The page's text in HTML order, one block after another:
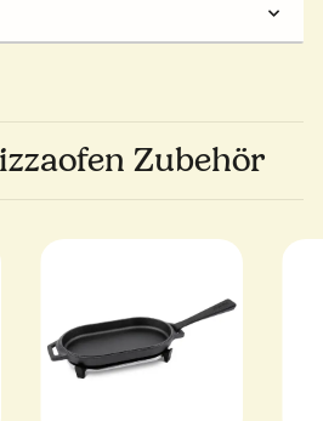
Zubehör